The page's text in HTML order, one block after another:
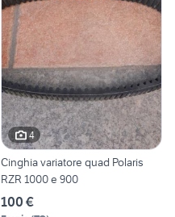
4
Cinghia variatore quad Polaris
RZR 1000 e 900
100 €